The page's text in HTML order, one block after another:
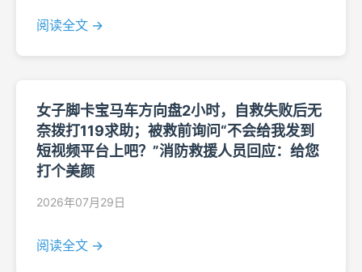
阅读全文 →
女子脚卡宝马车方向盘2小时，自救失败后无
奈拨打119求助；被救前询问“不会给我发到
短视频平台上吧？”消防救援人员回应：给您
打个美颜
2026年07月29日
阅读全文 →